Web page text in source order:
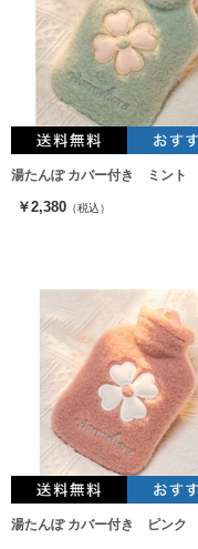
湯たんぽ カバー付き ミント
￥2,380 （税込）
湯たんぽ カバー付き ピンク